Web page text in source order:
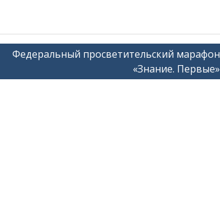
Федеральный просветительский марафон
«Знание. Первые»